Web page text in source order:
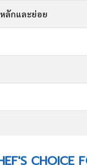
ลักและย่อย
CHOICE